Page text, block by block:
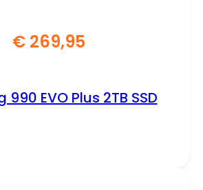
€ 269,95
990 EVO Plus 2TB SSD